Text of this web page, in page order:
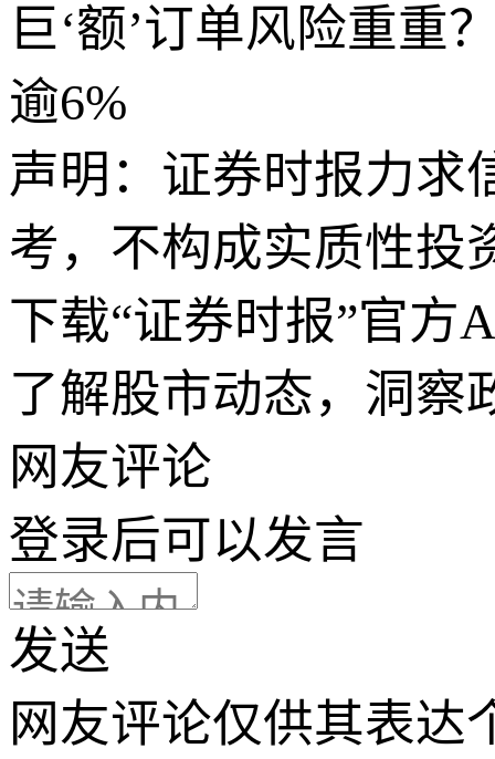
巨‘额’订单风险重重
逾6%
声明：证券时报力求
考，不构成实质性投
下载“证券时报”官方
了解股市动态，洞察
网友评论
登录后可以发言
发送
网友评论仅供其表达